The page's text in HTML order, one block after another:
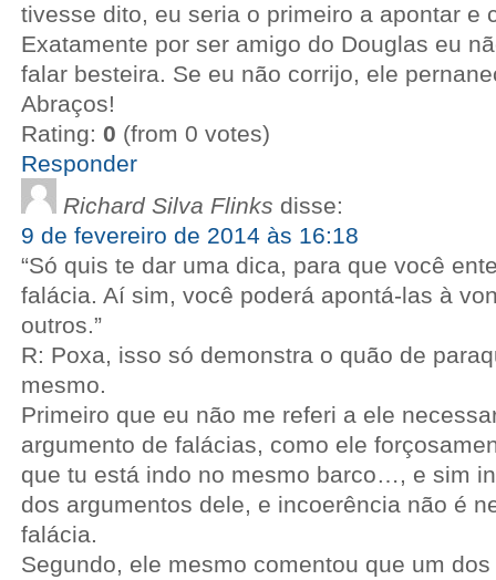
tivesse dito, eu seria o primeiro a apontar e
Exatamente por ser amigo do Douglas eu
falar besteira. Se eu não corrijo, ele
Abraços!
Rating: 0 (from 0 votes)
Responder
Richard Silva Flinks disse:
9 de fevereiro de 2014 às 16:18
“Só quis te dar uma dica, para que você
falácia. Aí sim, você poderá apontá-las à
outros.”
R: Poxa, isso só demonstra o quão de
mesmo.
Primeiro que eu não me referi a ele
argumento de falácias, como ele
que tu está indo no mesmo barco…, e sim
dos argumentos dele, e incoerência não é
falácia.
Segundo, ele mesmo comentou que um